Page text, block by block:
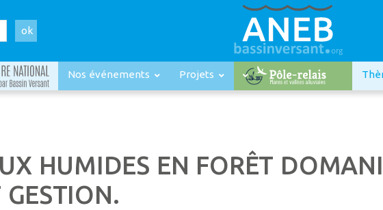
ok
Nos événements Projets
HUMIDES EN FORÊT
GESTION.